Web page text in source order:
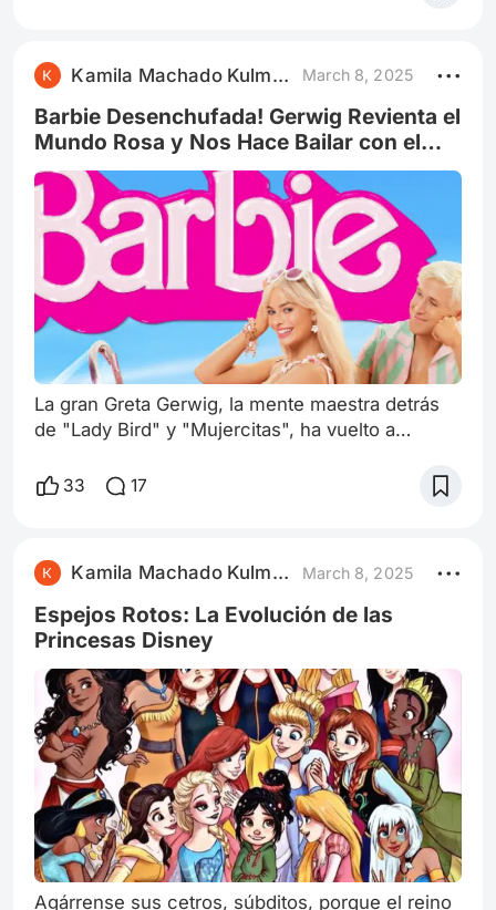
cámara, hasta el presente, donde directoras
como Chloé Zhao nos conmueven con su visión
única, las mujeres han tejido una historia
Kamila Machado Kulmann March 8, 2025
Barbie Desenchufada! Gerwig Revienta el
Mundo Rosa y Nos Hace Bailar con el
Cerebro
La gran Greta Gerwig, la mente maestra detrás
de "Lady Bird" y "Mujercitas", ha vuelto a
más plástico de la cultura pop y lo ha
película, es una revolución rosa que nos obliga
a cuestionar todo lo que creíamos saber sobre
la perfección, el género y el significado de la
33 17
Kamila Machado Kulmann March 8, 2025
Espejos Rotos: La Evolución de las
Princesas Disney
Agárrense sus cetros, súbditos, porque el reino